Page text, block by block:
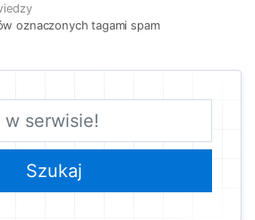
oznaczonych tagami spam